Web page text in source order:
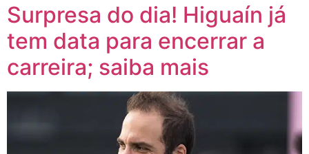
Surpresa do dia! Higuaín já
tem data para encerrar a
carreira; saiba mais